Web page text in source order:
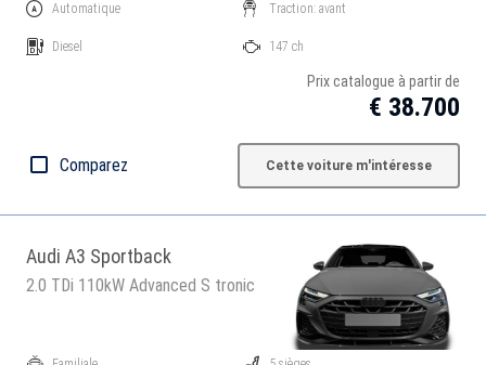
Automatique
Diesel
Traction: avant
147 ch
Prix catalogue à partir de
€ 38.700
Comparez Cette voiture m'intéresse
Audi A3 Sportback
2.0 TDi 110kW Advanced S tronic